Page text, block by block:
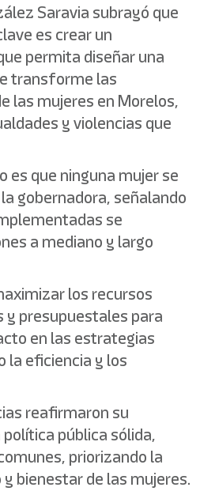
Saravia subrayó que
es crear un
permita diseñar una
transforme las
las mujeres en Morelos,
y violencias que
es que ninguna mujer se
gobernadora, señalando
se
a mediano y largo
los recursos
presupuestales para
en las estrategias
la eficiencia y los
reafirmaron su
pública sólida,
priorizando la
bienestar de las mujeres.